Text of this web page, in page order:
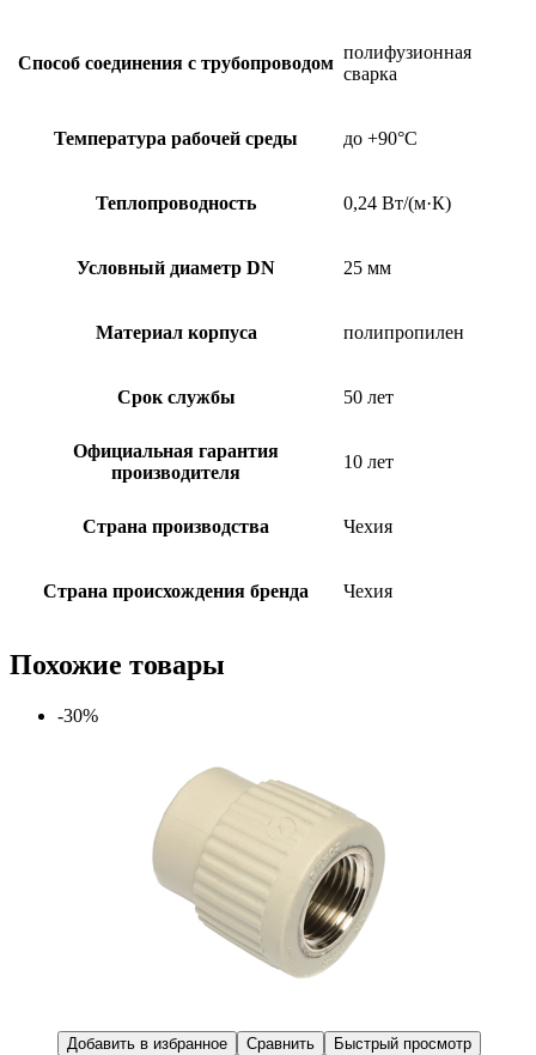
Способ соединения с трубопроводом
полифузионная
сварка
Температура рабочей среды до +90°C
Теплопроводность 0,24 Вт/(м·К)
Условный диаметр DN 25 мм
Материал корпуса полипропилен
Срок службы 50 лет
Официальная гарантия
производителя
10 лет
Страна производства Чехия
Страна происхождения бренда Чехия
Похожие товары
-30%
Добавить в избранное Сравнить Быстрый просмотр